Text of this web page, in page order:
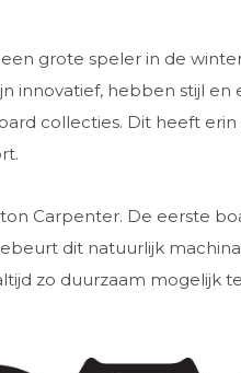
grote speler in de
innovatief, hebben stijl
collecties. Dit heeft
Carpenter. De eerste
dit natuurlijk
zo duurzaam mogelijk